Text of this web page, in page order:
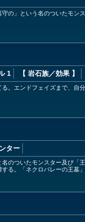
の」という名のついたモン
1 【 岩石族／効果 】
。エンドフェイズまで、自
ター
のついたモンスター及び「
る。「ネクロバレーの王墓